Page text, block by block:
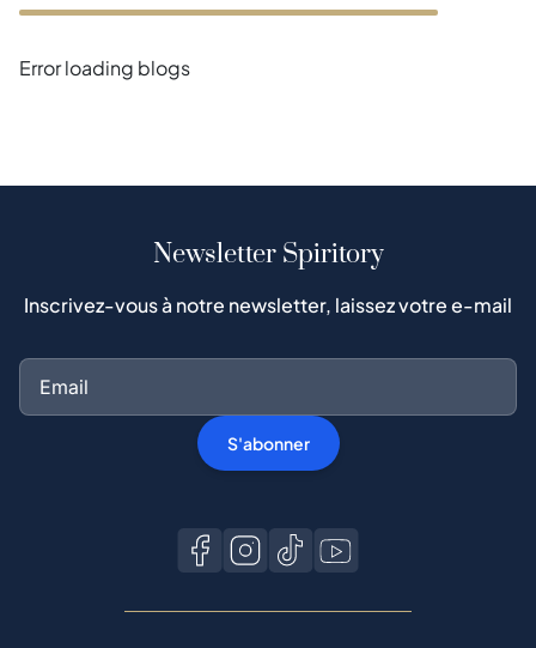
Error loading blogs
Newsletter Spiritory
Inscrivez-vous à notre newsletter, laissez votre e-mail
S'abonner